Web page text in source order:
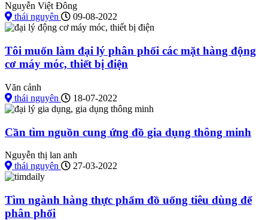
Nguyễn Việt Đông
thái nguyên
09-08-2022
Tôi muốn làm đại lý phân phối các mặt hàng động
cơ máy móc, thiết bị điện
Văn cảnh
thái nguyên
18-07-2022
Cần tìm nguồn cung ứng đồ gia dụng thông minh
Nguyễn thị lan anh
thái nguyên
27-03-2022
Tìm ngành hàng thực phẩm đồ uống tiêu dùng để
phân phối